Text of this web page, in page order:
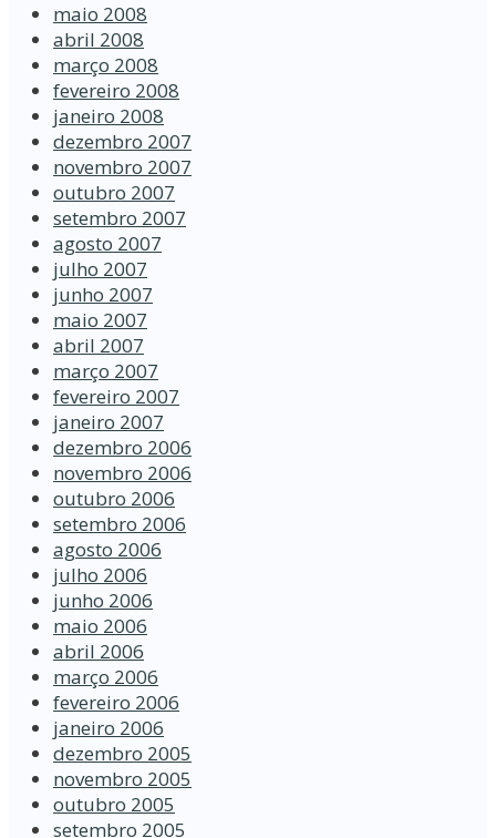
maio 2008
abril 2008
março 2008
fevereiro 2008
janeiro 2008
dezembro 2007
novembro 2007
outubro 2007
setembro 2007
agosto 2007
julho 2007
junho 2007
maio 2007
abril 2007
março 2007
fevereiro 2007
janeiro 2007
dezembro 2006
novembro 2006
outubro 2006
setembro 2006
agosto 2006
julho 2006
junho 2006
maio 2006
abril 2006
março 2006
fevereiro 2006
janeiro 2006
dezembro 2005
novembro 2005
outubro 2005
setembro 2005